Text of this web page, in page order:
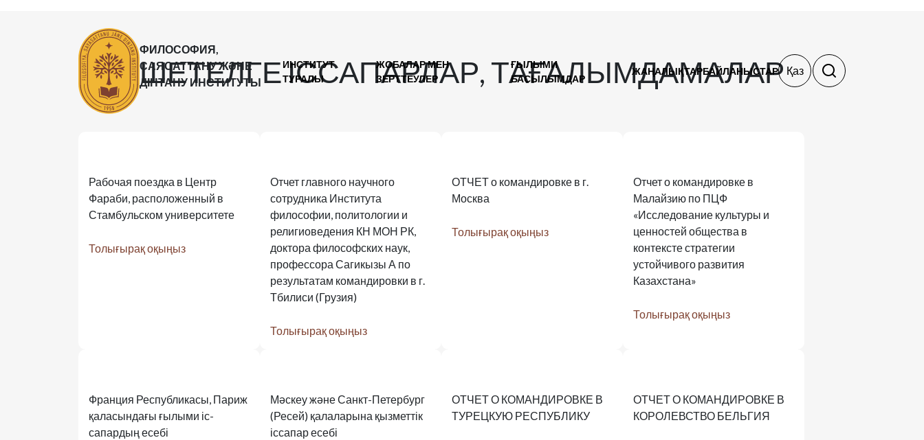
ФИЛОСОФИЯ,
САЯСАТТАНУ ЖӘНЕ
ДІНТАНУ ИНСТИТУТЫ
ИНСТИТУТ
ТУРАЛЫ
ЖОБАЛАР МЕН
ЗЕРТТЕУЛЕР
ҒЫЛЫМИ
БАСЫЛЫМДАР
ЖАҢАЛЫҚТАРБАЙЛАНЫСТАР Қаз
ШЕТЕЛГЕ ІССАПАРЛАР, ТАҒАЛЫМДАМАЛАР
Рабочая поездка в Центр
Фараби, расположенный в
Стамбульском университете
Толығырақ оқыңыз
Отчет главного научного
сотрудника Института
философии, политологии и
религиоведения КН МОН РК,
доктора философских наук,
профессора Сагикызы А по
результатам командировки в г.
Тбилиси (Грузия)
Толығырақ оқыңыз
ОТЧЕТ о командировке в г.
Москва
Толығырақ оқыңыз
Отчет о командировке в
Малайзию по ПЦФ
«Исследование культуры и
ценностей общества в
контексте стратегии
устойчивого развития
Казахстана»
Толығырақ оқыңыз
Франция Республикасы, Париж
қаласындағы ғылыми іс-
сапардың есебі
Мәскеу және Санкт-Петербург
(Ресей) қалаларына қызметтік
іссапар есебі
ОТЧЕТ О КОМАНДИРОВКЕ В
ТУРЕЦКУЮ РЕСПУБЛИКУ
ОТЧЕТ О КОМАНДИРОВКЕ В
КОРОЛЕВСТВО БЕЛЬГИЯ